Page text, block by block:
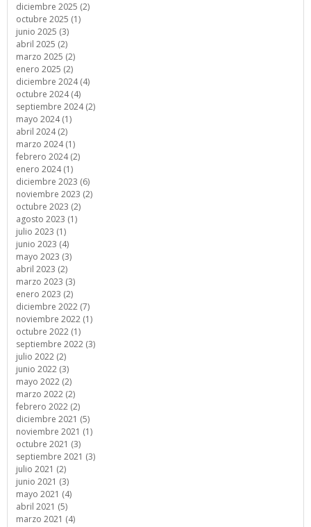
diciembre 2025 (2)
octubre 2025 (1)
junio 2025 (3)
abril 2025 (2)
marzo 2025 (2)
enero 2025 (2)
diciembre 2024 (4)
octubre 2024 (4)
septiembre 2024 (2)
mayo 2024 (1)
abril 2024 (2)
marzo 2024 (1)
febrero 2024 (2)
enero 2024 (1)
diciembre 2023 (6)
noviembre 2023 (2)
octubre 2023 (2)
agosto 2023 (1)
julio 2023 (1)
junio 2023 (4)
mayo 2023 (3)
abril 2023 (2)
marzo 2023 (3)
enero 2023 (2)
diciembre 2022 (7)
noviembre 2022 (1)
octubre 2022 (1)
septiembre 2022 (3)
julio 2022 (2)
junio 2022 (3)
mayo 2022 (2)
marzo 2022 (2)
febrero 2022 (2)
diciembre 2021 (5)
noviembre 2021 (1)
octubre 2021 (3)
septiembre 2021 (3)
julio 2021 (2)
junio 2021 (3)
mayo 2021 (4)
abril 2021 (5)
marzo 2021 (4)